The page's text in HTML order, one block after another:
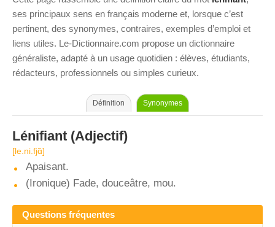
ses principaux sens en français moderne et, lorsque c’est
pertinent, des synonymes, contraires, exemples d’emploi et
liens utiles. Le-Dictionnaire.com propose un dictionnaire
généraliste, adapté à un usage quotidien : élèves, étudiants,
rédacteurs, professionnels ou simples curieux.
Définition Synonymes
Lénifiant (Adjectif)
[le.ni.fjɑ̃]
Apaisant.
(Ironique) Fade, douceâtre, mou.
Questions fréquentes